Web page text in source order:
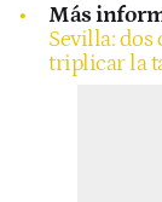
Más
Sevilla: dos
triplicar la